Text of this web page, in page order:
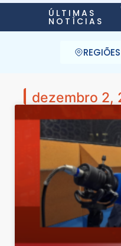
ÚLTIMAS
NOTÍCIAS
dezembro 2,